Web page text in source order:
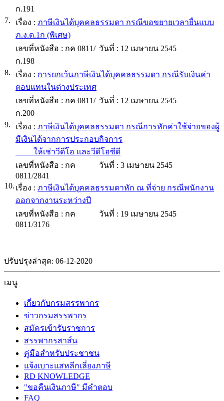
ก.191
7. เรื่อง : ภาษีเงินได้บุคคลธรรมดา กรณีขอขยายเวลายื่นแบบ
ภ.ง.ด.1ก (พิเศษ)
เลขที่หนังสือ : กค 0811/
ก.198
วันที่ : 12 เมษายน 2545
8. เรื่อง : การยกเว้นภาษีเงินได้บุคคลธรรมดา กรณีรับเงินค่า
ตอบแทนในต่างประเทศ
เลขที่หนังสือ : กค 0811/
ก.200
วันที่ : 12 เมษายน 2545
9. เรื่อง : ภาษีเงินได้บุคคลธรรมดา กรณีการหักค่าใช้จ่ายของผู้
มีเงินได้จากการประกอบกิจการ
ให้เช่าวีดีโอ และวีดีโอซีดี
เลขที่หนังสือ : กค
0811/2841
วันที่ : 3 เมษายน 2545
10. เรื่อง : ภาษีเงินได้บุคคลธรรมดาหัก ณ ที่จ่าย กรณีพนักงาน
ออกจากงานระหว่างปี
เลขที่หนังสือ : กค
0811/3176
วันที่ : 19 เมษายน 2545
ปรับปรุงล่าสุด: 06-12-2020
เมนู
เกี่ยวกับกรมสรรพากร
ข่าวกรมสรรพากร
สมัครเข้ารับราชการ
สรรพากรสาส์น
คู่มือสำหรับประชาชน
แจ้งเบาะแสหลีกเลี่ยงภาษี
RD KNOWLEDGE
"ขอคืนเงินภาษี" มีคำตอบ
FAQ